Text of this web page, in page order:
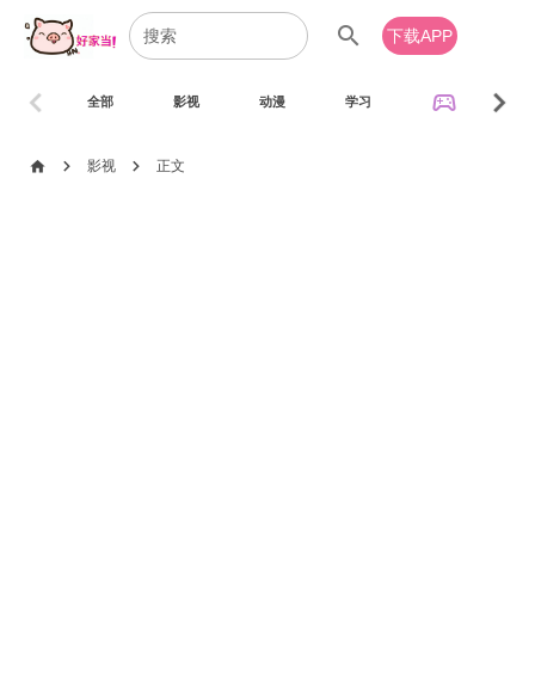
search 下载APP
全部 影视 动漫 学习 sports_esports
chevron_left chevron_right
home chevron_right 影视 chevron_right 正文